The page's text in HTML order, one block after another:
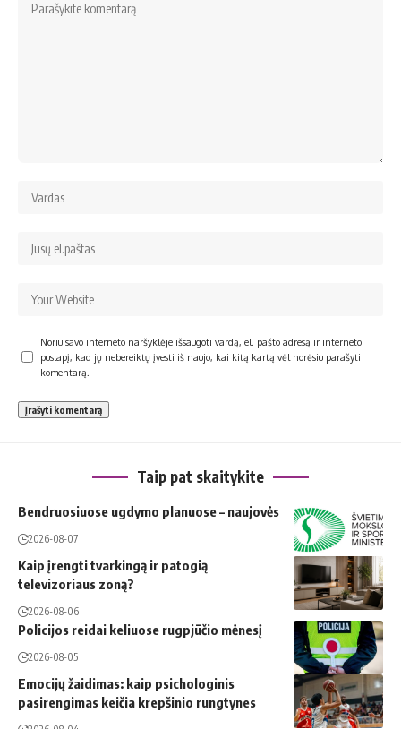
Noriu savo interneto naršyklėje išsaugoti vardą, el. pašto adresą ir interneto
puslapį, kad jų nebereiktų įvesti iš naujo, kai kitą kartą vėl norėsiu parašyti
komentarą.
Taip pat skaitykite
Bendruosiuose ugdymo planuose – naujovės
2026-08-07
Kaip įrengti tvarkingą ir patogią
televizoriaus zoną?
2026-08-06
Policijos reidai keliuose rugpjūčio mėnesį
2026-08-05
Emocijų žaidimas: kaip psichologinis
pasirengimas keičia krepšinio rungtynes